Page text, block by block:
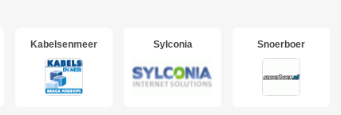
Kabelsenmeer Sylconia Snoerboer